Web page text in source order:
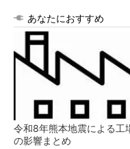
あなたにおすすめ
令和8年熊本地震による工
の影響まとめ